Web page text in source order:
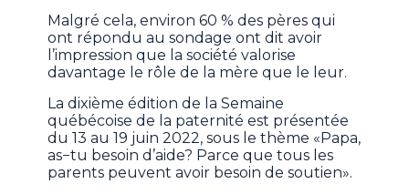
Malgré cela, environ 60 % des pères qui
ont répondu au sondage ont dit avoir
l’impression que la société valorise
davantage le rôle de la mère que le leur.
La dixième édition de la Semaine
québécoise de la paternité est présentée
du 13 au 19 juin 2022, sous le thème «Papa,
as−tu besoin d’aide? Parce que tous les
parents peuvent avoir besoin de soutien».